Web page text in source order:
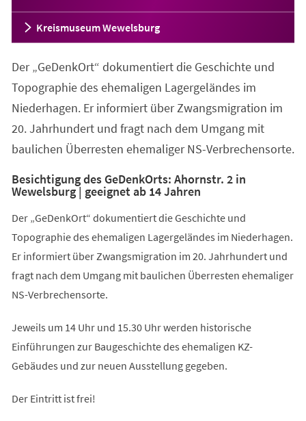
Kreismuseum Wewelsburg
Der „GeDenkOrt“ dokumentiert die Geschichte und
Topographie des ehemaligen Lagergeländes im
Niederhagen. Er informiert über Zwangsmigration im
20. Jahrhundert und fragt nach dem Umgang mit
baulichen Überresten ehemaliger NS-Verbrechensorte.
Besichtigung des GeDenkOrts: Ahornstr. 2 in
Wewelsburg | geeignet ab 14 Jahren
Der „GeDenkOrt“ dokumentiert die Geschichte und
Topographie des ehemaligen Lagergeländes im Niederhagen.
Er informiert über Zwangsmigration im 20. Jahrhundert und
fragt nach dem Umgang mit baulichen Überresten ehemaliger
NS-Verbrechensorte.
Jeweils um 14 Uhr und 15.30 Uhr werden historische
Einführungen zur Baugeschichte des ehemaligen KZ-
Gebäudes und zur neuen Ausstellung gegeben.
Der Eintritt ist frei!